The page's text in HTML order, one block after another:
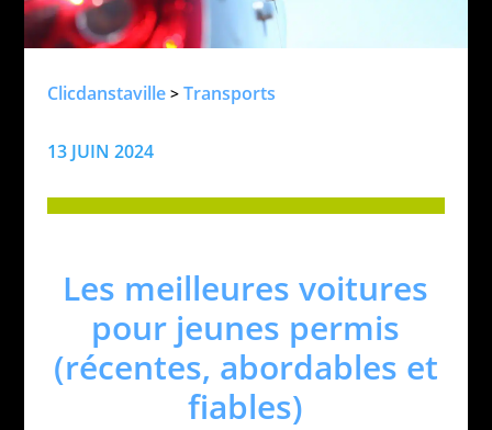
Clicdanstaville> Transports
13 JUIN 2024
Les meilleures voitures
pour jeunes permis
(récentes, abordables et
fiables)